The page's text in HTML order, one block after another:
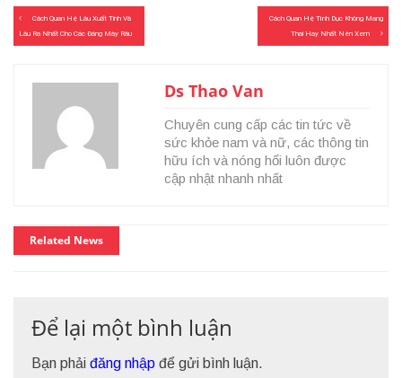
Điều
hướng
viết
Cách Quan Hệ Lâu Xuất Tinh Và
Lâu Ra Nhất Cho Các Đáng Mày Râu
Cách Quan Hệ Tình Dục Không Mang
Thai Hay Nhất Nên Xem
Ds Thao Van
Chuyên cung cấp các tin tức về
sức khỏe nam và nữ, các thông tin
hữu ích và nóng hổi luôn được
cập nhật nhanh nhất
Related News
Để lại một bình luận
Bạn phải đăng nhập để gửi bình luận.